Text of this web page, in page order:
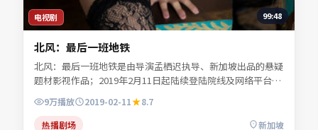
电视剧 99:48
北风：最后一班地铁
北风：最后一班地铁是由导演孟栖迟执导、新加坡出品的悬疑
题材影视作品；2019年2月11日起陆续登陆院线及网络平台。
主演任远舟、林见川、宁舒言等共同诠释一段充满转折的人物
命运。类型元素服务于人物弧光，不靠堆砌桥段取胜。可在本
站免费高清在线观看完整剧情与主创访谈摘要。
9万播放 2019-02-11
8.7
热播剧场
新加坡